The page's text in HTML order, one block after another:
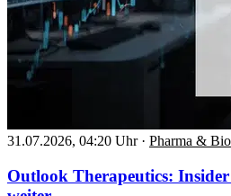
31.07.2026, 04:20 Uhr · Pharma &
Outlook Therapeutics: